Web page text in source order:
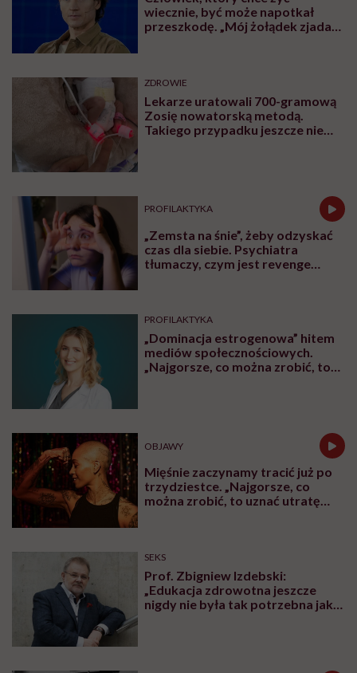
Najpopularniejsze
po menopauzie. Rewolucyjne
naukowców
Człowiek, który chce żyć
wiecznie, być może napotkał
przeszkodę. „Mój żołądek zjada
sam siebie”
Zosię nowatorską metodą.
Takiego przypadku jeszcze nie
było
„Zemsta na śnie”, żeby odzyskać
czas dla siebie. Psychiatra
tłumaczy, czym jest revenge
bedtime procrastination